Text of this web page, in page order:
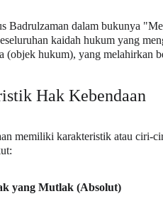
Badrulzaman dalam bukunya
kaidah hukum yang
(objek hukum), yang melahirkan
Hak Kebendaan
memiliki karakteristik atau ciri-
yang Mutlak (Absolut)